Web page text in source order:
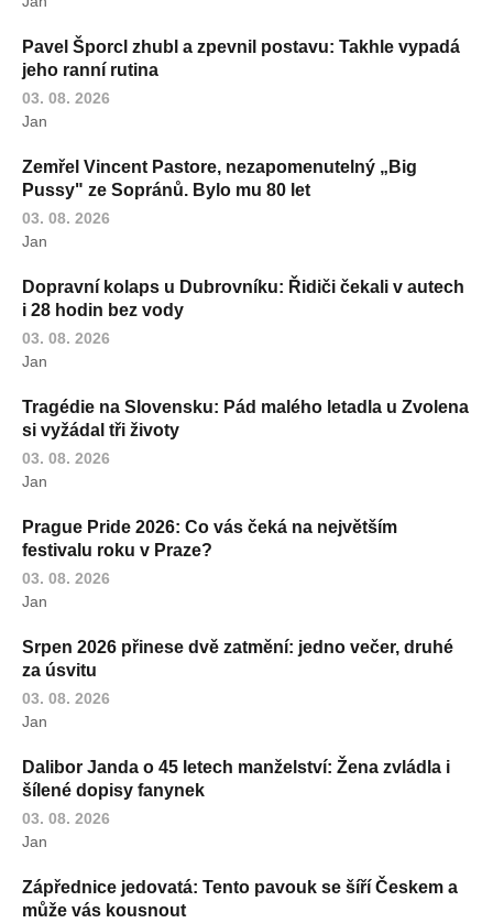
Pavel Šporcl zhubl a zpevnil postavu: Takhle vypadá
jeho ranní rutina
03. 08. 2026
Jan
Zemřel Vincent Pastore, nezapomenutelný „Big
Pussy" ze Sopránů. Bylo mu 80 let
03. 08. 2026
Jan
Dopravní kolaps u Dubrovníku: Řidiči čekali v autech
i 28 hodin bez vody
03. 08. 2026
Jan
Tragédie na Slovensku: Pád malého letadla u Zvolena
si vyžádal tři životy
03. 08. 2026
Jan
Prague Pride 2026: Co vás čeká na největším
festivalu roku v Praze?
03. 08. 2026
Jan
Srpen 2026 přinese dvě zatmění: jedno večer, druhé
za úsvitu
03. 08. 2026
Jan
Dalibor Janda o 45 letech manželství: Žena zvládla i
šílené dopisy fanynek
03. 08. 2026
Jan
Zápřednice jedovatá: Tento pavouk se šíří Českem a
může vás kousnout